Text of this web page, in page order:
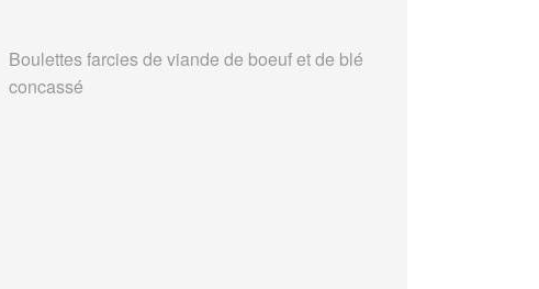
Boulettes farcies de viande de boeuf et de blé
concassé